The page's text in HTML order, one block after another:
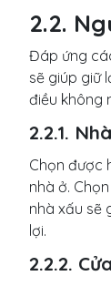
2.2.
Đáp ứng
sẽ giúp giữ
điều không
2.2.1.
Chọn được
nhà ở.
nhà xấu sẽ
lợi.
2.2.2.